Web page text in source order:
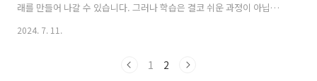
래를 만들어 나갈 수 있습니다. 그러나 학습은 결코 쉬운 과정이 아닙니
다. 많은 학생들이 학습 과정에서 어려움을 겪고, 동기 부여의 어려움을
심 요소에 대해 살펴보고, 성공적인 학습을 위해 이 두 가지 요소가 어떻
2024. 7. 11.
1 2